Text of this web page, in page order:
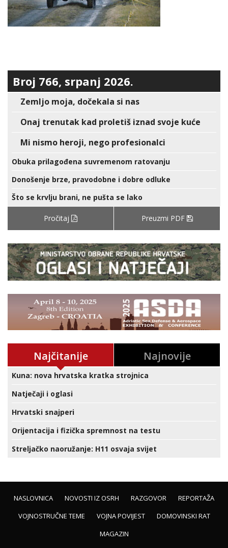
Broj 766, srpanj 2026.
Zemljo moja, dočekala si nas
Onaj trenutak kad proletiš iznad svoje kuće
Mi nismo heroji, nego profesionalci
Obuka prilagođena suvremenom ratovanju
Donošenje brze, pravodobne i dobre odluke
Što se krvlju brani, ne pušta se lako
Pročitaj Preuzmi PDF
Najčitanije Najnovije
Kuna: nova hrvatska kratka strojnica
Natječaji i oglasi
Hrvatski snajperi
Orijentacija i fizička spremnost na testu
Streljačko naoružanje: H11 osvaja svijet
NASLOVNICA NOVOSTI IZ OSRH RAZGOVOR
REPORTAŽA
VOJNOSTRUČNE TEME
VOJNA POVIJEST
DOMOVINSKI RAT
MAGAZIN